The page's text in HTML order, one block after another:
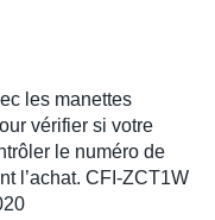
les manettes
vérifier si votre
le numéro de
l’achat. CFI-ZCT1W